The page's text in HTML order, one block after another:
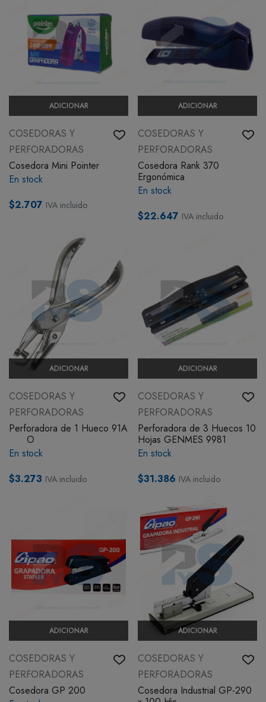
ADICIONAR
COSEDORAS Y
PERFORADORAS
Cosedora Mini Pointer
En stock
$2.707 IVA incluido
ADICIONAR
COSEDORAS Y
PERFORADORAS
Cosedora Rank 370
Ergonómica
En stock
$22.647 IVA incluido
ADICIONAR
COSEDORAS Y
PERFORADORAS
Perforadora de 1 Hueco 91A
O
En stock
$3.273 IVA incluido
ADICIONAR
COSEDORAS Y
PERFORADORAS
Perforadora de 3 Huecos 10
Hojas GENMES 9981
En stock
$31.386 IVA incluido
ADICIONAR
COSEDORAS Y
PERFORADORAS
Cosedora GP 200
ADICIONAR
COSEDORAS Y
PERFORADORAS
Cosedora Industrial GP-290